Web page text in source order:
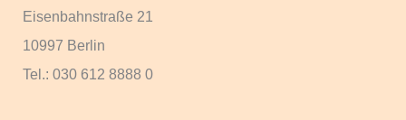
Eisenbahnstraße 21
10997 Berlin
Tel.: 030 612 8888 0